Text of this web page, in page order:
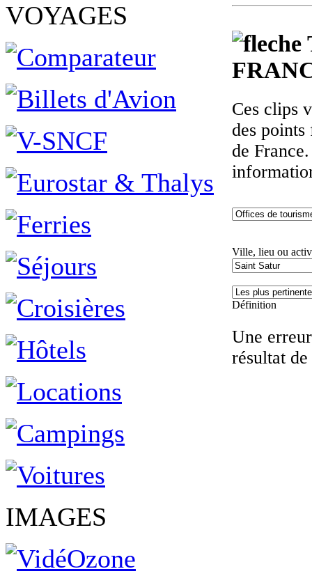
VOYAGES
IMAGES
Ces clips
des
de
Ville, lieu ou
Définition
Une
résultat